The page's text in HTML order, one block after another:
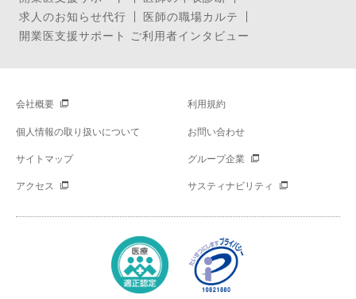
求人のお知らせ代行
医師の職場カルテ
開業医支援サポート ご利用者インタビュー
会社概要 利用規約
個人情報の取り扱いについて お問い合わせ
サイトマップ グループ企業
アクセス サスティナビリティ